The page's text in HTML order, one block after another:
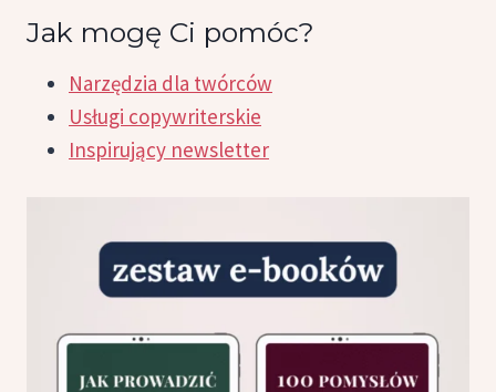
Jak mogę Ci pomóc?
Narzędzia dla twórców
Usługi copywriterskie
Inspirujący newsletter